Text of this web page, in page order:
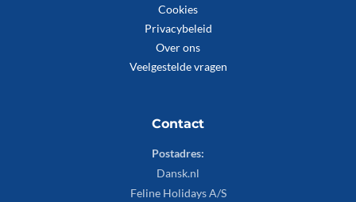
Cookies
Privacybeleid
Over ons
Veelgestelde vragen
Contact
Postadres:
Dansk.nl
Feline Holidays A/S